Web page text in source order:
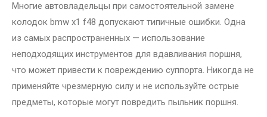
Многие автовладельцы при самостоятельной замене
колодок bmw x1 f48 допускают типичные ошибки. Одна
из самых распространенных — использование
неподходящих инструментов для вдавливания поршня,
что может привести к повреждению суппорта. Никогда не
применяйте чрезмерную силу и не используйте острые
предметы, которые могут повредить пыльник поршня.